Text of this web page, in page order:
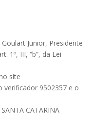
Junior, Presidente
1º, III, “b”, da Lei
site
verificador 9502357 e o
CATARINA